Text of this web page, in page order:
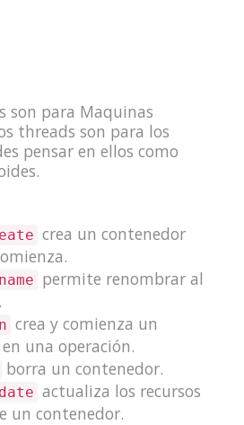
son para Maquinas
threads son para los
pensar en ellos como
crea un contenedor
permite renombrar al
crea y comienza un
una operación.
borra un contenedor.
actualiza los recursos
un contenedor.